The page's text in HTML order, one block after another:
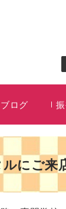
ブログ
ルにご来